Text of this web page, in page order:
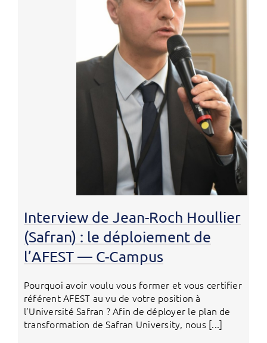
Interview de Jean-Roch Houllier
(Safran) : le déploiement de
l’AFEST — C-Campus
Pourquoi avoir voulu vous former et vous certifier
référent AFEST au vu de votre position à
l’Université Safran ? Afin de déployer le plan de
transformation de Safran University, nous [...]